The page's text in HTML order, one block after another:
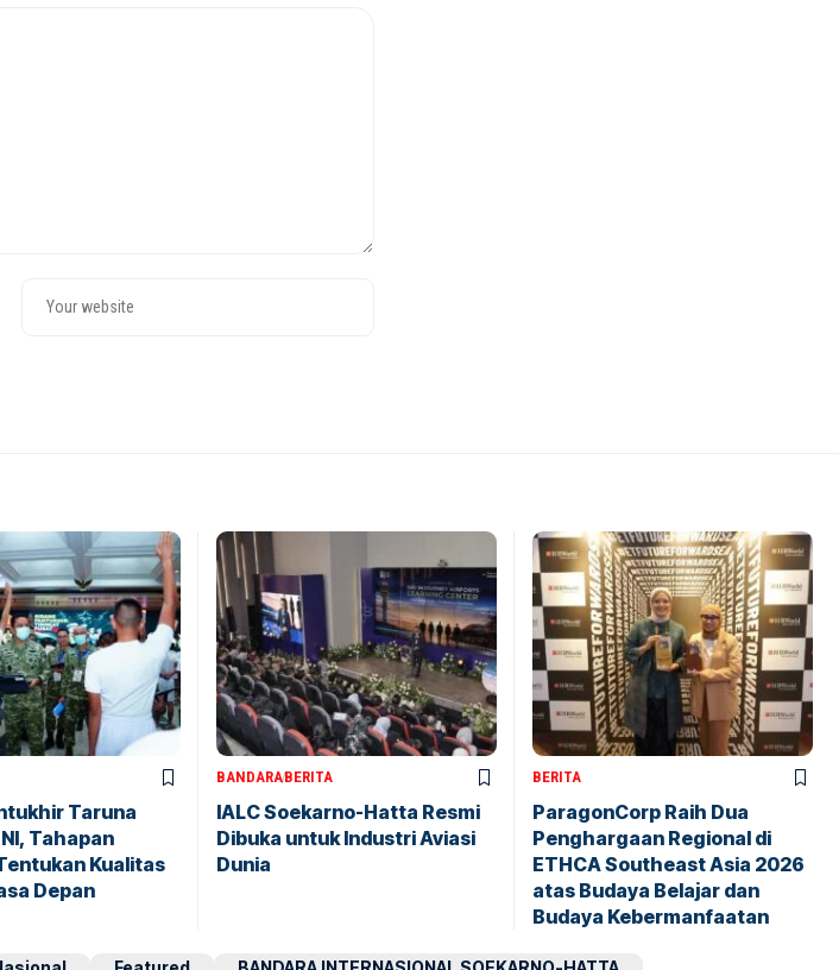
Taruna
Tahapan
Kualitas
Depan
BANDARABERITA
IALC Soekarno-Hatta Resmi
Dibuka untuk Industri Aviasi
Dunia
BERITA
ParagonCorp Raih Dua
Penghargaan Regional di
ETHCA Southeast Asia 2026
atas Budaya Belajar dan
Budaya Kebermanfaatan